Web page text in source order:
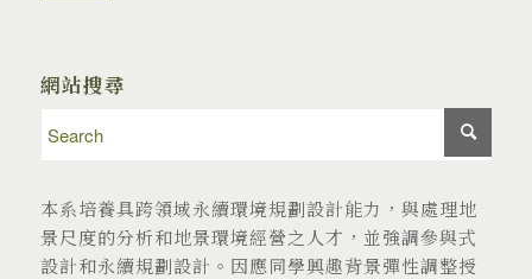
網站搜尋
本系培養具跨領域永續環境規劃設計能力，與處理地
景尺度的分析和地景環境經營之人才，並強調參與式
設計和永續規劃設計。因應同學興趣背景彈性調整授